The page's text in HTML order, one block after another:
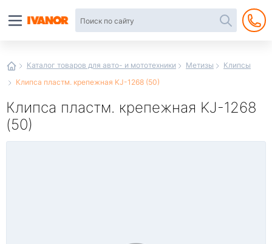
Каталог товаров для авто- и мототехники Метизы
Клипсы
Клипса пластм. крепежная KJ-1268 (50)
Клипса пластм. крепежная KJ-1268
(50)
интернет-